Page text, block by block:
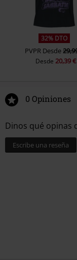
32% DTO
PVPR Desde
Desde 20,39 €
0 Opiniones
Dinos qué opinas
Escribe una reseña